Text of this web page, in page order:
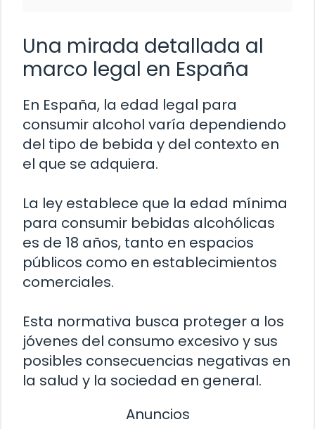
Una mirada detallada al
marco legal en España
En España, la edad legal para
consumir alcohol varía dependiendo
del tipo de bebida y del contexto en
el que se adquiera.
La ley establece que la edad mínima
para consumir bebidas alcohólicas
es de 18 años, tanto en espacios
públicos como en establecimientos
comerciales.
Esta normativa busca proteger a los
jóvenes del consumo excesivo y sus
posibles consecuencias negativas en
la salud y la sociedad en general.
Anuncios